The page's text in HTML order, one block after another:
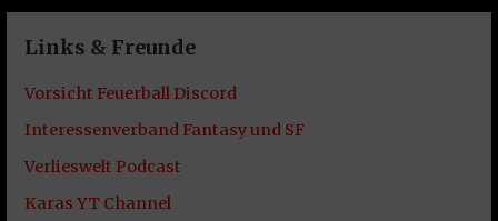
Links & Freunde
Vorsicht Feuerball Discord
Interessenverband Fantasy und SF
Verlieswelt Podcast
Karas YT Channel